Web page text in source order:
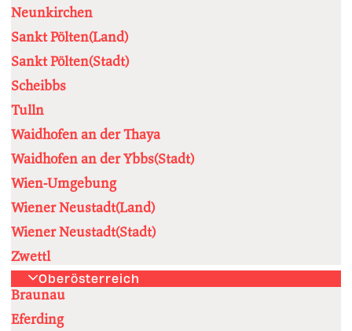
Neunkirchen
Sankt Pölten(Land)
Sankt Pölten(Stadt)
Scheibbs
Tulln
Waidhofen an der Thaya
Waidhofen an der Ybbs(Stadt)
Wien-Umgebung
Wiener Neustadt(Land)
Wiener Neustadt(Stadt)
Zwettl
Oberösterreich
Braunau
Eferding